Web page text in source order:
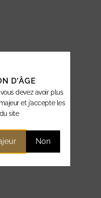
D'ÂGE
devez avoir plus
et j’accepte les
site
Non